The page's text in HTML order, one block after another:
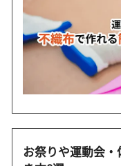
お祭りや運動会